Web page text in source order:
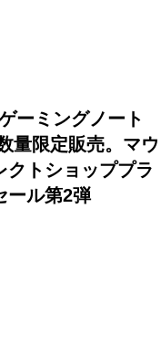
ーミングノート
量限定販売。マウ
クトショッププラ
ール第2弾